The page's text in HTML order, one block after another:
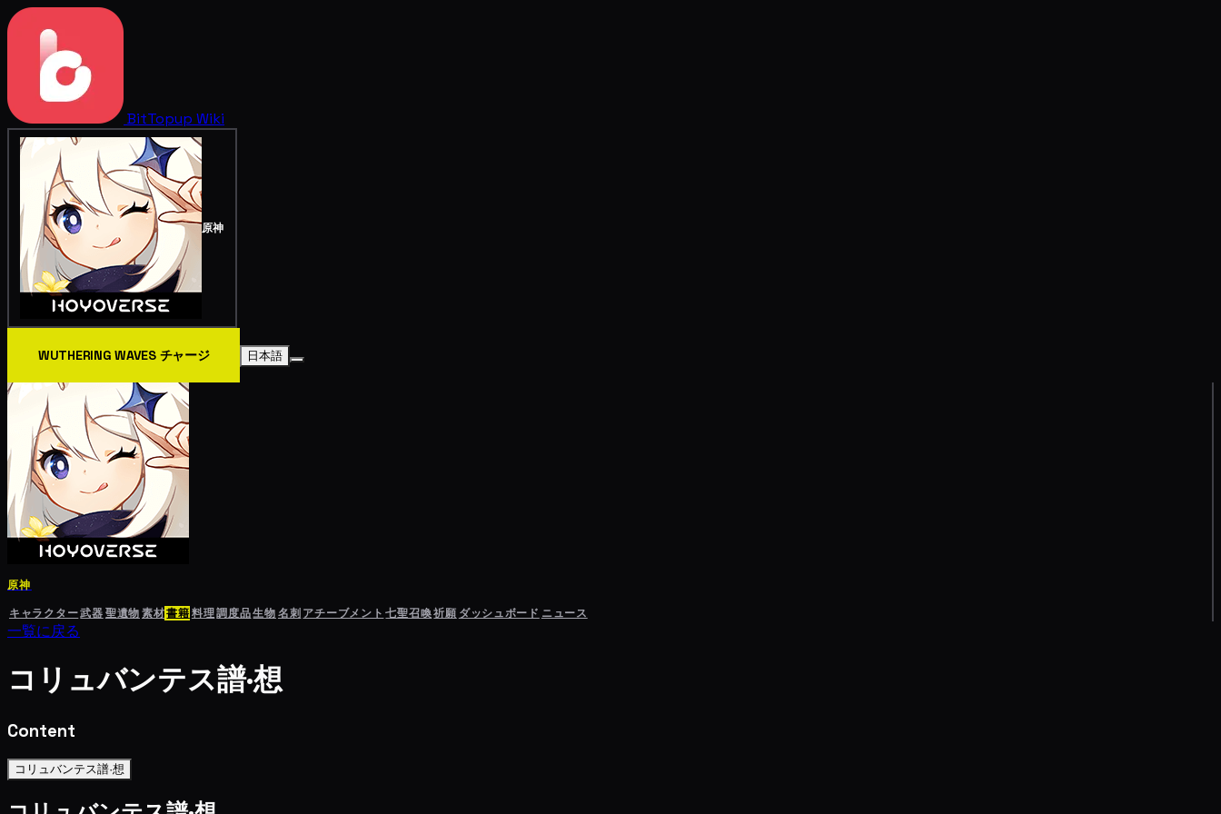
BitTopup Wiki
原神
WUTHERING WAVES チャージ 日本語
原神
キャラクター武器聖遺物素材書籍料理調度品生物名刺 アチーブメント 七聖召喚祈願 ダッシュボード ニュース
一覧に戻る
コリュバンテス譜·想
Content
コリュバンテス譜·想